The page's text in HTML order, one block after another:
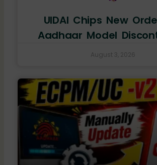
UIDAI Chips New
Aadhaar Model
August 3, 2026